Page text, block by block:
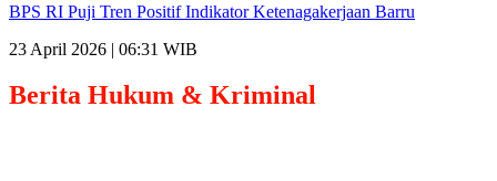
BPS RI Puji Tren Positif Indikator Ketenagakerjaan Barru
23 April 2026 | 06:31 WIB
Berita Hukum & Kriminal